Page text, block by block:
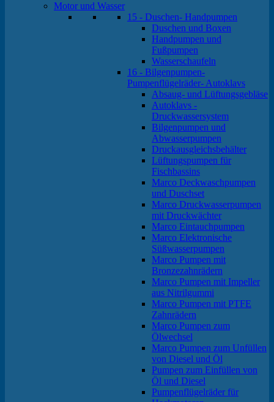
Motor und Wasser
15 - Duschen- Handpumpen
Duschen und Boxen
Handpumpen und
Fußpumpen
Wasserschaufeln
16 - Bilgenpumpen-
Pumpenflügelräder- Autoklavs
Absaug- und Lüftungsgebläse
Autoklavs -
Druckwassersystem
Bilgenpumpen und
Abwasserpumpen
Druckausgleichsbehälter
Lüftungspumpen für
Fischbassins
Marco Deckwaschpumpen
und Duschset
Marco Druckwasserpumpen
mit Druckwächter
Marco Eintauchpumpen
Marco Elektronische
Süßwasserpumpen
Marco Pumpen mit
Bronzezahnrädern
Marco Pumpen mit Impeller
aus Nitrilgummi
Marco Pumpen mit PTFE
Zahnrädern
Marco Pumpen zum
Ölwechsel
Marco Pumpen zum Unfüllen
von Diesel und Öl
Pumpen zum Einfüllen von
Öl und Diesel
Pumpenflügelräder für